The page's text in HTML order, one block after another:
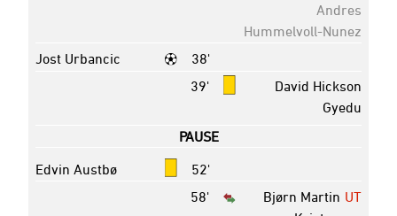
Andres
Hummelvoll-Nunez
38'
Jost Urbancic
39'
David Hickson
Gyedu
PAUSE
52'
Edvin Austbø
58'
UT
Bjørn Martin